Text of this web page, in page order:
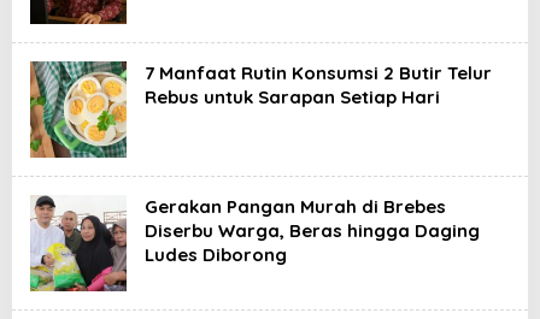
7 Manfaat Rutin Konsumsi 2 Butir Telur
Rebus untuk Sarapan Setiap Hari
Gerakan Pangan Murah di Brebes
Diserbu Warga, Beras hingga Daging
Ludes Diborong